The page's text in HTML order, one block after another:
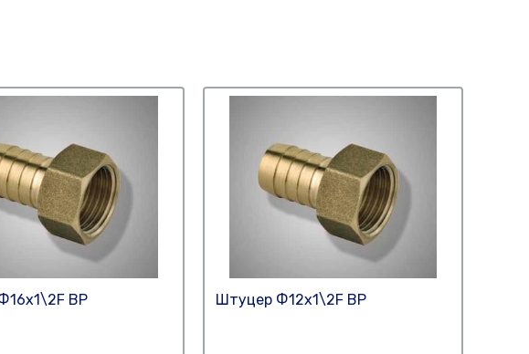
ВР Штуцер Ф12х1\2F ВР